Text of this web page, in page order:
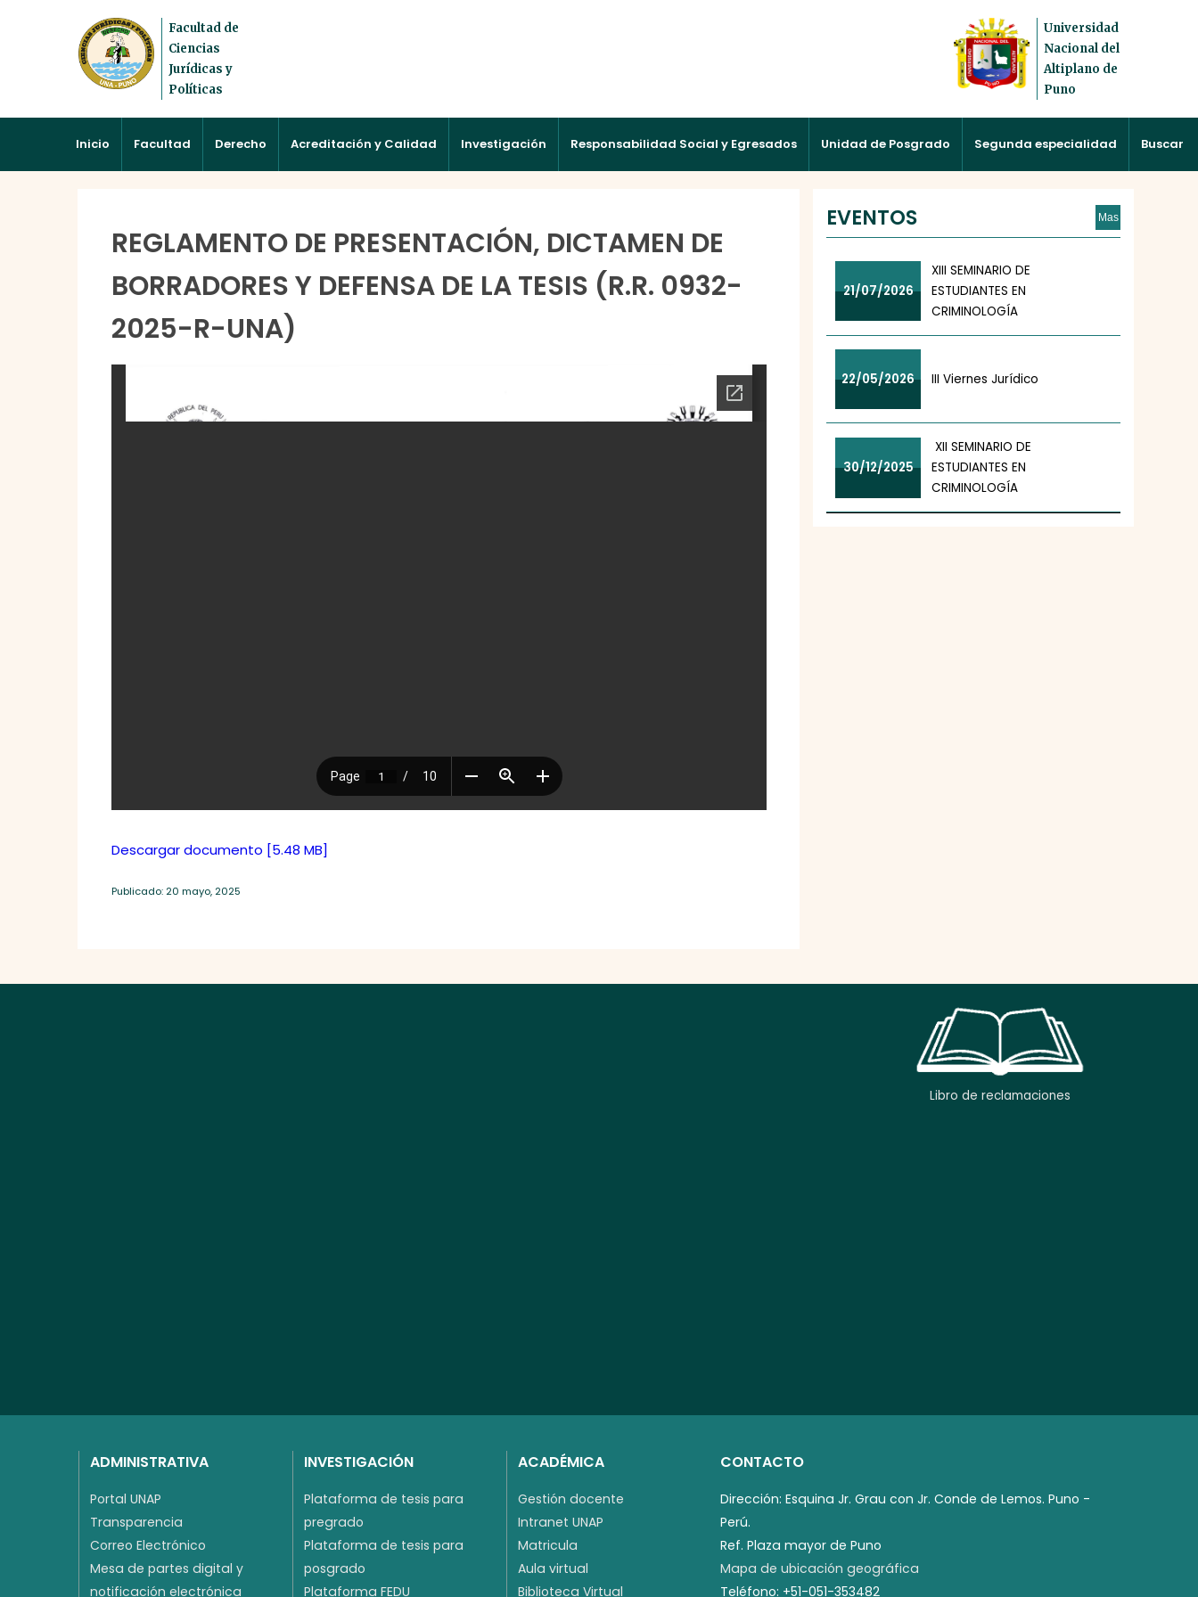
Facultad de
Ciencias
Jurídicas y
Políticas
Universidad
Nacional del
Altiplano de
Puno
Inicio Facultad Derecho Acreditación y Calidad Investigación Responsabilidad Social y Egresados Unidad de Posgrado Segunda especialidad Buscar
REGLAMENTO DE PRESENTACIÓN, DICTAMEN DE
BORRADORES Y DEFENSA DE LA TESIS (R.R. 0932-
2025-R-UNA)
Descargar documento [5.48 MB]
Publicado: 20 mayo, 2025
EVENTOS Mas
21/07/2026
XIII SEMINARIO DE
ESTUDIANTES EN
CRIMINOLOGÍA
22/05/2026 III Viernes Jurídico
30/12/2025
XII SEMINARIO DE
ESTUDIANTES EN
CRIMINOLOGÍA
Libro de reclamaciones
ADMINISTRATIVA
Portal UNAP
Transparencia
Correo Electrónico
Mesa de partes digital y
notificación electrónica
INVESTIGACIÓN
Plataforma de tesis para
pregrado
Plataforma de tesis para
posgrado
Plataforma FEDU
ACADÉMICA
Gestión docente
Intranet UNAP
Matricula
Aula virtual
Biblioteca Virtual
CONTACTO
Dirección: Esquina Jr. Grau con Jr. Conde de Lemos. Puno -
Perú.
Ref. Plaza mayor de Puno
Mapa de ubicación geográfica
Teléfono: +51-051-353482